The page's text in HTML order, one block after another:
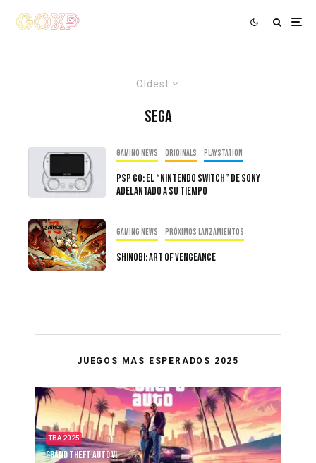
Oldest
Sega
Gaming news Originals PlayStation
PSP Go: El “Nintendo Switch” De Sony
Adelantado A Su Tiempo
Gaming news Próximos Lanzamientos
Shinobi: Art of Vengeance
JUEGOS MAS ESPERADOS 2025
TBA 2025
Grand Theft Auto VI